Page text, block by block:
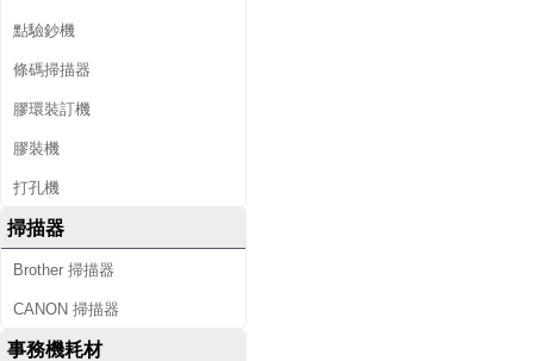
點驗鈔機
條碼掃描器
膠環裝訂機
膠裝機
打孔機
掃描器
Brother 掃描器
CANON 掃描器
事務機耗材